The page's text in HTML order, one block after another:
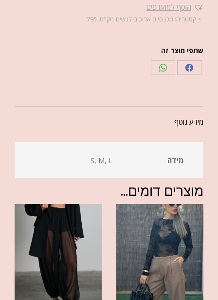
הוסף למועדפים
קטגוריה: מכנסיים ארוכים לנשים מק"ט: 795
שתפי מוצר זה
מידע נוסף
מידה S, M, L
מוצרים דומים...